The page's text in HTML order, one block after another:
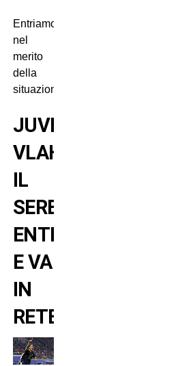
Entriamo
nel
merito
della
situazione.
JUVENTUS-
VLAHOVIC:
IL
SERBO
ENTRA
E VA
IN
RETE